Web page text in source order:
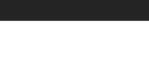
FOLGE UNS AUF